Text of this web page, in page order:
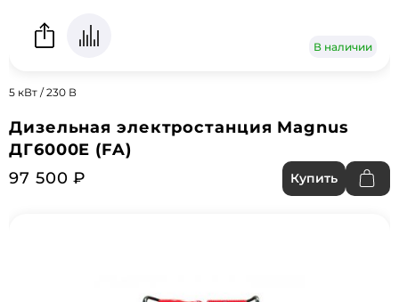
В наличии
5 кВт / 230 В
Дизельная электростанция Magnus
ДГ6000E (FA)
97 500 ₽
Купить